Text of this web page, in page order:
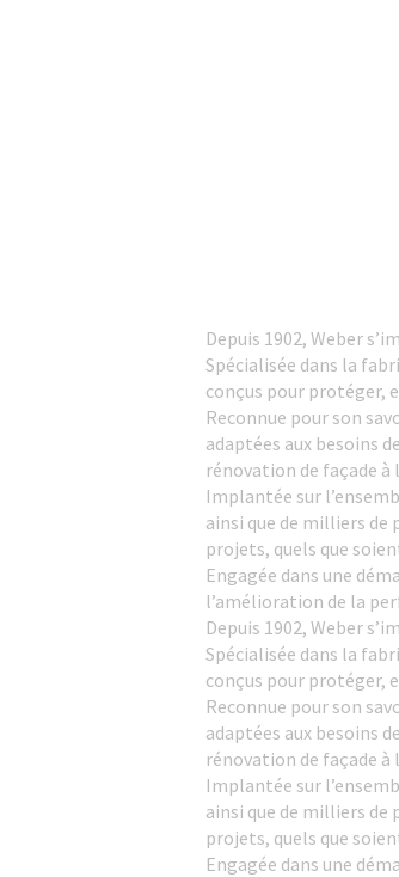
Depuis 1902, Weber
Spécialisée dans la
conçus pour protéger,
Reconnue pour son
adaptées aux besoins
rénovation de façade à
Implantée sur
ainsi que de milliers
projets, quels que
Engagée dans une
l’amélioration de la
Depuis 1902, Weber
Spécialisée dans la
conçus pour protéger,
Reconnue pour son
adaptées aux besoins
rénovation de façade à
Implantée sur
ainsi que de milliers
projets, quels que
Engagée dans une